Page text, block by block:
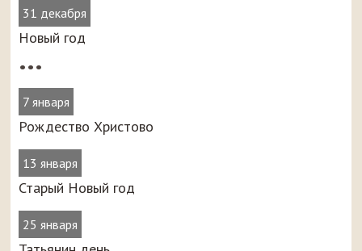
31 декабря
Новый год
•••
7 января
Рождество Христово
13 января
Старый Новый год
25 января